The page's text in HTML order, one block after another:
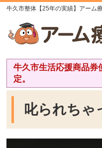
牛久市整体【25年の実績】アーム
牛久市生活応援商品券
定。
叱られちゃ